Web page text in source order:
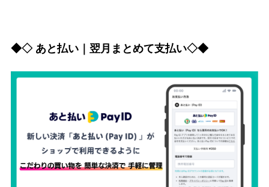
◆◇ あと払い｜翌月まとめて支払い◇◆